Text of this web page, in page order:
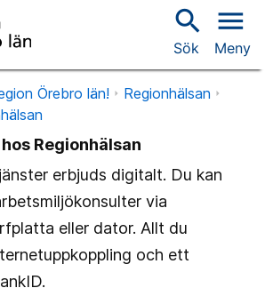
search
Sök
menu
Meny
Örebro län!
Regionhälsan
Regionhälsan
erbjuds digitalt. Du kan
via
eller dator. Allt du
och ett